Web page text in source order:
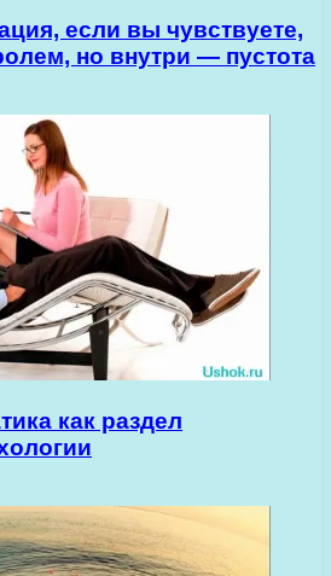
если вы чувствуете,
но внутри — пустота
как раздел